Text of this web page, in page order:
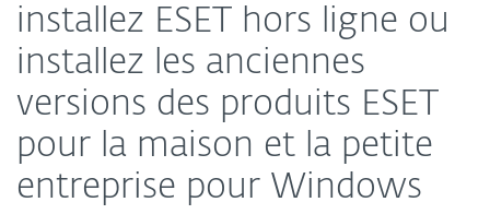
installez ESET hors ligne ou
installez les anciennes
versions des produits ESET
pour la maison et la petite
entreprise pour Windows